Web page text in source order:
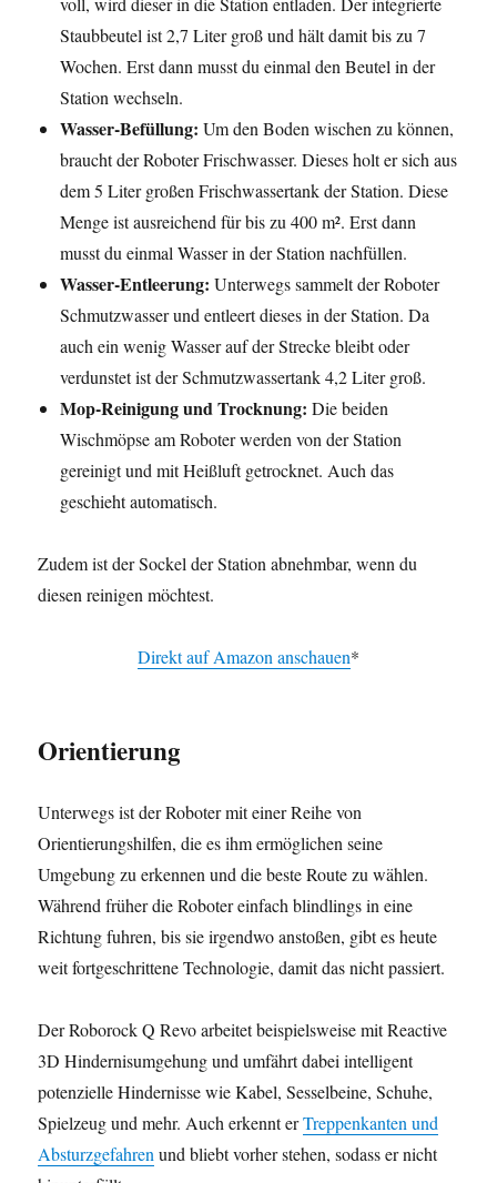
Staubbeutel ist 2,7 Liter groß und hält damit bis zu 7
Wochen. Erst dann musst du einmal den Beutel in der
Station wechseln.
Wasser-Befüllung: Um den Boden wischen zu können,
braucht der Roboter Frischwasser. Dieses holt er sich aus
dem 5 Liter großen Frischwassertank der Station. Diese
Menge ist ausreichend für bis zu 400 m². Erst dann
musst du einmal Wasser in der Station nachfüllen.
Wasser-Entleerung: Unterwegs sammelt der Roboter
Schmutzwasser und entleert dieses in der Station. Da
auch ein wenig Wasser auf der Strecke bleibt oder
verdunstet ist der Schmutzwassertank 4,2 Liter groß.
Mop-Reinigung und Trocknung:Die beiden
Wischmöpse am Roboter werden von der Station
gereinigt und mit Heißluft getrocknet. Auch das
geschieht automatisch.
Zudem ist der Sockel der Station abnehmbar, wenn du
diesen reinigen möchtest.
Direkt auf Amazon anschauen*
Orientierung
Unterwegs ist der Roboter mit einer Reihe von
Orientierungshilfen, die es ihm ermöglichen seine
Umgebung zu erkennen und die beste Route zu wählen.
Während früher die Roboter einfach blindlings in eine
Richtung fuhren, bis sie irgendwo anstoßen, gibt es heute
weit fortgeschrittene Technologie, damit das nicht passiert.
Der Roborock Q Revo arbeitet beispielsweise mit Reactive
3D Hindernisumgehung und umfährt dabei intelligent
potenzielle Hindernisse wie Kabel, Sesselbeine, Schuhe,
Spielzeug und mehr. Auch erkennt erTreppenkanten und
Absturzgefahren und bliebt vorher stehen, sodass er nicht